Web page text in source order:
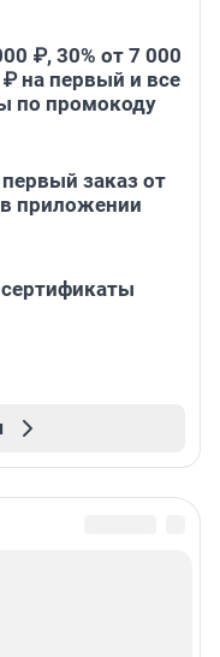
₽, 30% от 7 000
на первый и все
по промокоду
заказ от
приложении